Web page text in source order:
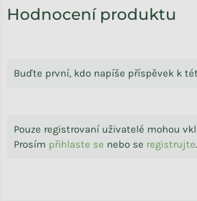
Hodnocení produktu
Buďte první, kdo napíše příspěvek k
Pouze registrovaní uživatelé mohou
Prosím přihlaste se nebo se registrujte.